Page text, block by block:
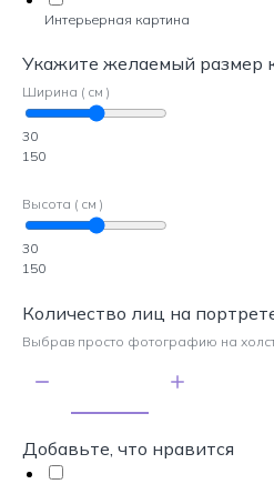
Интерьерная картина
Укажите желаемый размер
Ширина ( см )
30
150
Высота ( см )
30
150
Количество лиц на
Выбрав просто фотографию на
Добавьте, что нравится